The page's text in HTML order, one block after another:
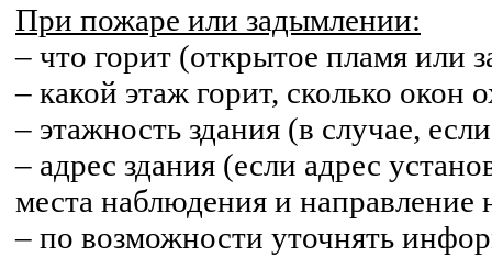
При пожаре или задымлении:
– что горит (открытое пламя или
– какой этаж горит, сколько окон
– этажность здания (в случае,
– адрес здания (если адрес
места наблюдения и направление
– по возможности уточнять